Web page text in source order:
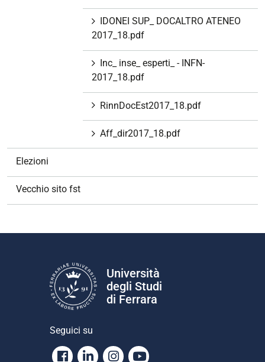
IDONEI SUP_ DOCALTRO ATENEO
2017_18.pdf
Inc_ inse_ esperti_ - INFN-
2017_18.pdf
RinnDocEst2017_18.pdf
Aff_dir2017_18.pdf
Elezioni
Vecchio sito fst
Università
degli Studi
di Ferrara
Seguici su
Facebook
LinkedinInstagram
Youtube